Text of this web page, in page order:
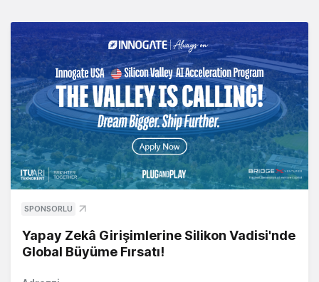
SPONSORLU
Yapay Zekâ Girişimlerine Silikon Vadisi'nde
Global Büyüme Fırsatı!